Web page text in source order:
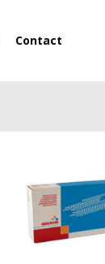
Contact